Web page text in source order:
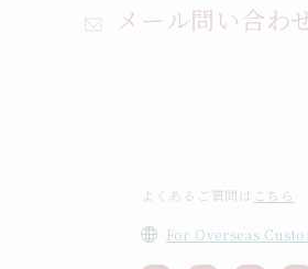
メール問い合わ
よくあるご質問は こちら
For Overseas